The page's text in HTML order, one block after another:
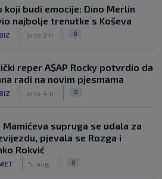
koji budi emocije: Dino Merlin
najbolje trenutke s Koševa
prije 2 h 0
reper A$AP Rocky potvrdio da
radi na novim pjesmama
prije 4 h 0
Mamićeva supruga se udala za
pjevala se Rozga i
Rokvić
5. aug. 0